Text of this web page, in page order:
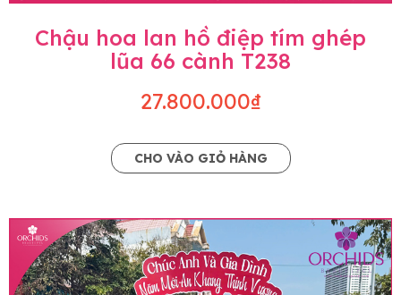
Chậu hoa lan hồ điệp tím ghép
lũa 66 cành T238
27.800.000₫
CHO VÀO GIỎ HÀNG